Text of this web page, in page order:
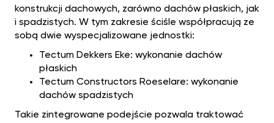
konstrukcji dachowych, zarówno dachów płaskich, jak
i spadzistych. W tym zakresie ściśle współpracują ze
sobą dwie wyspecjalizowane jednostki:
Tectum Dekkers Eke: wykonanie dachów
płaskich
Tectum Constructors Roeselare: wykonanie
dachów spadzistych
Takie zintegrowane podejście pozwala traktować